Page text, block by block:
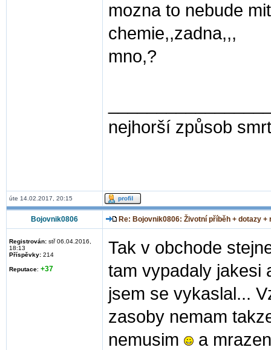
mozna to nebude
chemie,,zadna,,,
mno,?
nejhorší způsob
úte 14.02.2017, 20:15
Bojovnik0806 Re: Bojovnik0806: Životní příběh + dotazy
Registrován: stř 06.04.2016,
18:13
Příspěvky: 214
Reputace: +37
Tak v obchode
tam vypadaly jakesi
jsem se vykaslal...
zasoby nemam
nemusim
a